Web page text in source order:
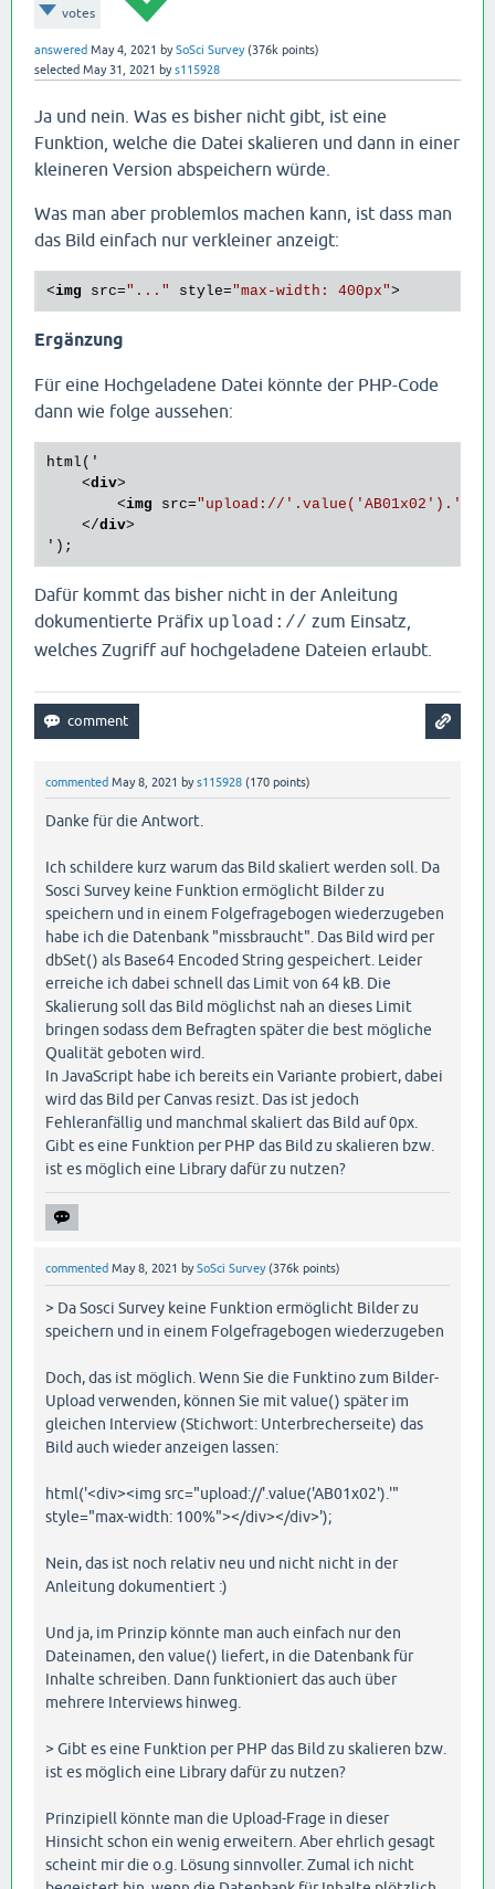
votes
answered May 4, 2021 bySoSci Survey (376k points)
selected May 31, 2021 bys115928
Ja und nein. Was es bisher nicht gibt, ist eine
Funktion, welche die Datei skalieren und dann in einer
kleineren Version abspeichern würde.
Was man aber problemlos machen kann, ist dass man
das Bild einfach nur verkleiner anzeigt:
<img src="..." style="max-width: 400px">
Ergänzung
Für eine Hochgeladene Datei könnte der PHP-Code
dann wie folge aussehen:
html('
<div>
<img src="upload://'.value('AB01x02').'"
</div>
Dafür kommt das bisher nicht in der Anleitung
dokumentierte Präfix upload:// zum Einsatz,
welches Zugriff auf hochgeladene Dateien erlaubt.
commented May 8, 2021 bys115928 (170 points)
Danke für die Antwort.
Ich schildere kurz warum das Bild skaliert werden soll. Da
Sosci Survey keine Funktion ermöglicht Bilder zu
speichern und in einem Folgefragebogen wiederzugeben
habe ich die Datenbank "missbraucht". Das Bild wird per
dbSet() als Base64 Encoded String gespeichert. Leider
erreiche ich dabei schnell das Limit von 64 kB. Die
Skalierung soll das Bild möglichst nah an dieses Limit
bringen sodass dem Befragten später die best mögliche
Qualität geboten wird.
In JavaScript habe ich bereits ein Variante probiert, dabei
wird das Bild per Canvas resizt. Das ist jedoch
Fehleranfällig und manchmal skaliert das Bild auf 0px.
Gibt es eine Funktion per PHP das Bild zu skalieren bzw.
ist es möglich eine Library dafür zu nutzen?
commented May 8, 2021 bySoSci Survey (376k points)
> Da Sosci Survey keine Funktion ermöglicht Bilder zu
speichern und in einem Folgefragebogen wiederzugeben
Doch, das ist möglich. Wenn Sie die Funktino zum Bilder-
Upload verwenden, können Sie mit value() später im
gleichen Interview (Stichwort: Unterbrecherseite) das
Bild auch wieder anzeigen lassen:
html('<div><img src="upload://'.value('AB01x02').'"
style="max-width: 100%"></div></div>');
Nein, das ist noch relativ neu und nicht nicht in der
Anleitung dokumentiert :)
Und ja, im Prinzip könnte man auch einfach nur den
Dateinamen, den value() liefert, in die Datenbank für
Inhalte schreiben. Dann funktioniert das auch über
mehrere Interviews hinweg.
> Gibt es eine Funktion per PHP das Bild zu skalieren bzw.
ist es möglich eine Library dafür zu nutzen?
Prinzipiell könnte man die Upload-Frage in dieser
Hinsicht schon ein wenig erweitern. Aber ehrlich gesagt
scheint mir die o.g. Lösung sinnvoller. Zumal ich nicht